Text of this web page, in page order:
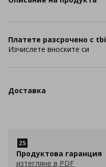
Платете разсрочено с tbi
Изчислете вноските си
Доставка
Продуктова гаранция
изтегляне в PDF